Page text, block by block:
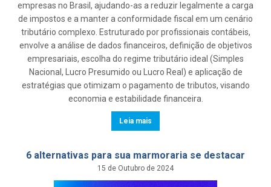
empresas no Brasil, ajudando-as a reduzir legalmente a carga
de impostos e a manter a conformidade fiscal em um cenário
tributário complexo. Estruturado por profissionais contábeis,
envolve a análise de dados financeiros, definição de objetivos
empresariais, escolha do regime tributário ideal (Simples
Nacional, Lucro Presumido ou Lucro Real) e aplicação de
estratégias que otimizam o pagamento de tributos, visando
economia e estabilidade financeira.
Leia mais
6 alternativas para sua marmoraria se destacar
15 de Outubro de 2024